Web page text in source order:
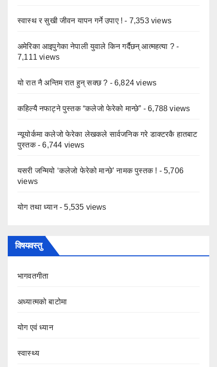
स्वास्थ र सुखी जीवन यापन गर्ने उपाए ! - 7,353 views
अमेरिका आइपुगेका नेपाली युवाले किन गर्दैछन् आत्महत्या ? -
7,111 views
यो रात नै अन्तिम रात हुन् सक्छ ? - 6,824 views
कहिल्यै नफाट्ने पुस्तक “कलेजो फेरेको मान्छे” - 6,788 views
न्यूयोर्कमा कलेजो फेरेका लेखकले सार्वजनिक गरे डाक्टरकै हातबाट
पुस्तक- 6,744 views
यसरी जन्मियो ‘कलेजो फेरेको मान्छे’ नामक पुस्तक ! - 5,706
views
योग तथा ध्यान- 5,535 views
विषयवस्तु
भागवतगीता
अध्यात्मको बाटोमा
योग एवं ध्यान
स्वास्थ्य